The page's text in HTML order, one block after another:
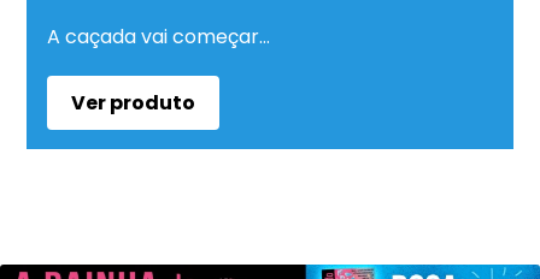
A caçada vai começar…
Ver produto